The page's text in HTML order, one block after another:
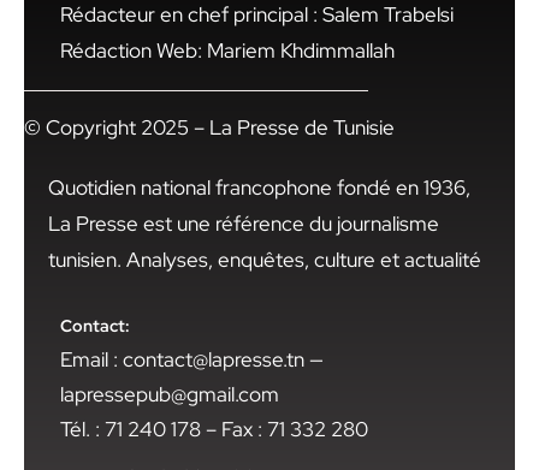
Rédacteur en chef principal : Salem Trabelsi
Rédaction Web: Mariem Khdimmallah
© Copyright 2025 – La Presse de Tunisie
Quotidien national francophone fondé en 1936,
La Presse est une référence du journalisme
tunisien. Analyses, enquêtes, culture et actualité
Contact:
Email : contact@lapresse.tn —
lapressepub@gmail.com
Tél. : 71 240 178 – Fax : 71 332 280